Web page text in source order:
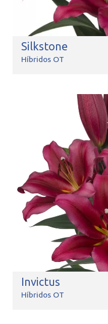
Silkstone
Híbridos OT
Invictus
Híbridos OT